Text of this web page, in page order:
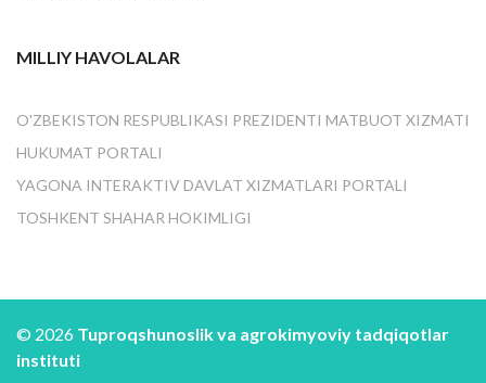
MILLIY HAVOLALAR
O'ZBEKISTON RESPUBLIKASI PREZIDENTI MATBUOT XIZMATI
HUKUMAT PORTALI
YAGONA INTERAKTIV DAVLAT XIZMATLARI PORTALI
TOSHKENT SHAHAR HOKIMLIGI
© 2026 Tuproqshunoslik va agrokimyoviy tadqiqotlar
instituti